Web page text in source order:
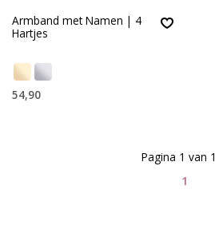
Armband met Namen | 4
Hartjes
54,90
1
Pagina 1 van 1